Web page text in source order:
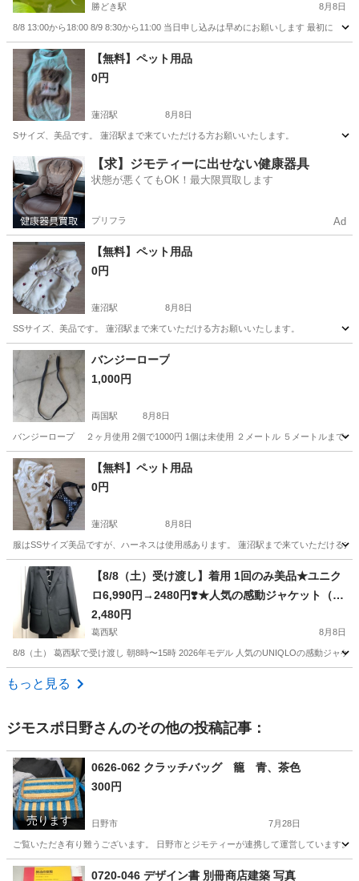
勝どき駅 8月8日
8/8 13:00から18:00 8/9 8:30から11:00 当日申し込みは早めにお願いします 最初に 【
東京 中央区 勝どき駅 その他
【無料】ペット用品
0円
蓮沼駅 8月8日
Sサイズ、美品です。 蓮沼駅まで来ていただける方お願いいたします。
東京 大田区 蓮沼駅 その他 用品
【求】ジモティーに出せない健康器具
状態が悪くてもOK！最大限買取します
プリフラ Ad
【無料】ペット用品
0円
蓮沼駅 8月8日
SSサイズ、美品です。 蓮沼駅まで来ていただける方お願いいたします。
東京 大田区 蓮沼駅 その他
バンジーロープ
1,000円
両国駅 8月8日
バンジーロープ ２ヶ月使用 2個で1000円 1個は未使用 ２メートル ５メートルまで伸
東京 墨田区 両国駅 その他
【無料】ペット用品
0円
蓮沼駅 8月8日
服はSSサイズ美品ですが、ハーネスは使用感あります。 蓮沼駅まで来ていただける方
東京 大田区 蓮沼駅 その他 用品
【8/8（土）受け渡し】着用 1回のみ美品★ユニク
ロ6,990円→2480円❣️★人気の感動ジャケット（メ
ンズM）⑥
2,480円
葛西駅 8月8日
8/8（土） 葛西駅で受け渡し 朝8時〜15時 2026年モデル 人気のUNIQLOの感動ジャ
東京 江戸川区
もっと見る
ジモスポ日野さんのその他の投稿記事：
売ります
0626-062 クラッチバッグ 籠 青、茶色
300円
日野市 7月28日
ご覧いただき有り難うございます。 日野市とジモティーが連携して運営していま
東京 日野市 現地
0720-046 デザイン書 別冊商店建築 写真